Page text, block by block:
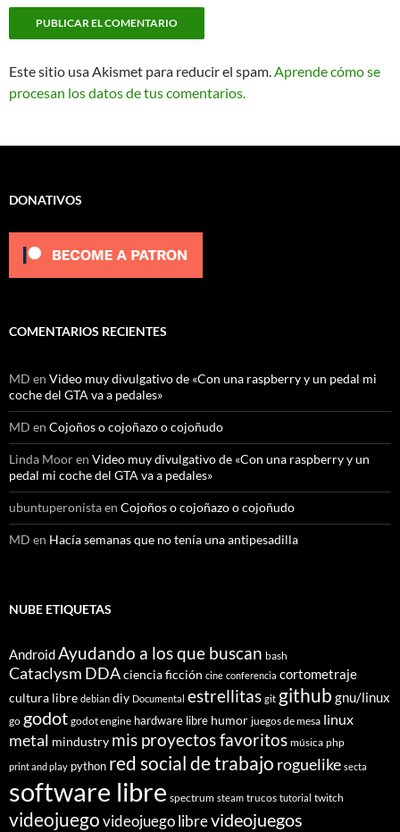
Este sitio usa Akismet para reducir el spam.Aprende cómo se
procesan los datos de tus comentarios.
DONATIVOS
COMENTARIOS RECIENTES
MD en Video muy divulgativo de «Con una raspberry y un pedal mi
coche del GTA va a pedales»
MD en Cojoños o cojoñazo o cojoñudo
Linda Mooren Video muy divulgativo de «Con una raspberry y un
pedal mi coche del GTA va a pedales»
ubuntuperonistaen Cojoños o cojoñazo o cojoñudo
MD en Hacía semanas que no tenía una antipesadilla
NUBE ETIQUETAS
AndroidAyudando a los que buscan bash
Cataclysm DDAciencia ficción cine conferencia cortometraje
cultura libre debian diy Documental estrellitas git github gnu/linux
go godot godot engine hardware libre humor juegos de mesa linux
metal mindustry mis proyectos favoritos música php
print and play python red social de trabajo roguelike secta
software libre spectrum steam trucos tutorial twitch
videojuegovideojuego librevideojuegos